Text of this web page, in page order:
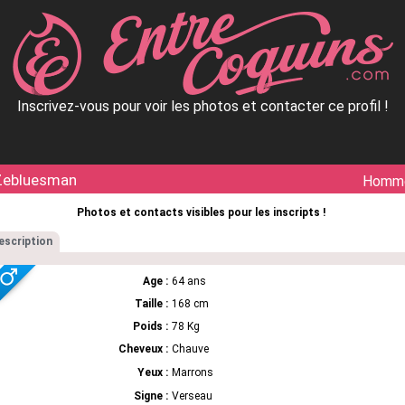
Inscrivez-vous pour voir les photos et contacter ce profil !
Photos et contacts visibles pour les inscripts !
Age : 64 ans
Taille : 168 cm
Poids : 78 Kg
Cheveux : Chauve
Yeux : Marrons
Signe : Verseau